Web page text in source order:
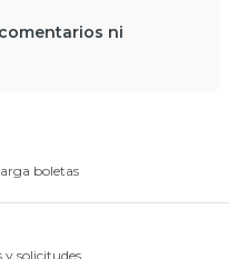
ni
boletas
y solicitudes